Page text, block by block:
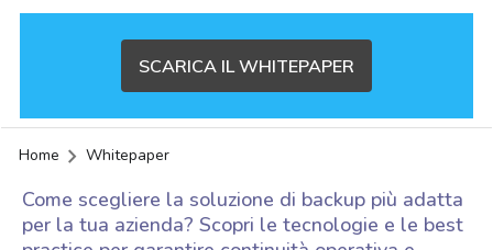
SCARICA IL WHITEPAPER
Home Whitepaper
Come scegliere la soluzione di backup più adatta
per la tua azienda? Scopri le tecnologie e le best